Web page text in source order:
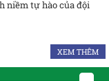
niềm tự hào của đội
XEM THÊM